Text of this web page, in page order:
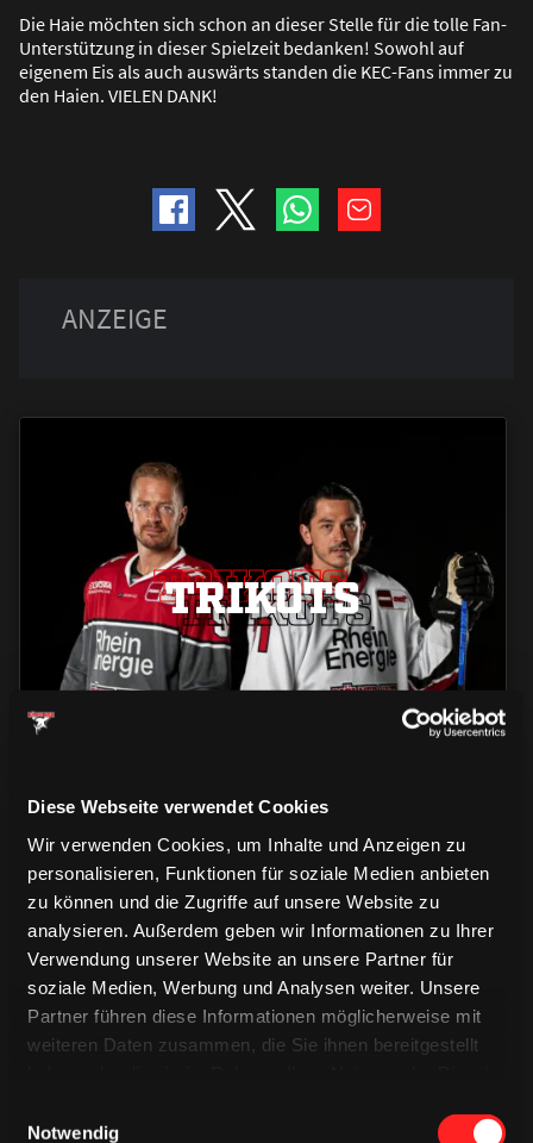
Diese Webseite verwendet Cookies
Wir verwenden Cookies, um Inhalte und Anzeigen zu
personalisieren, Funktionen für soziale Medien anbieten
zu können und die Zugriffe auf unsere Website zu
analysieren. Außerdem geben wir Informationen zu Ihrer
Verwendung unserer Website an unsere Partner für
soziale Medien, Werbung und Analysen weiter. Unsere
Partner führen diese Informationen möglicherweise mit
weiteren Daten zusammen, die Sie ihnen bereitgestellt
Notwendig
Die Haie möchten sich schon an dieser Stelle für die tolle Fan-
Unterstützung in dieser Spielzeit bedanken! Sowohl auf
eigenem Eis als auch auswärts standen die KEC-Fans immer zu
den Haien. VIELEN DANK!
TRIKOTS
TRIKOTS
TRIKOTS
CAPS & CO
CAPS & CO
CAPS & CO